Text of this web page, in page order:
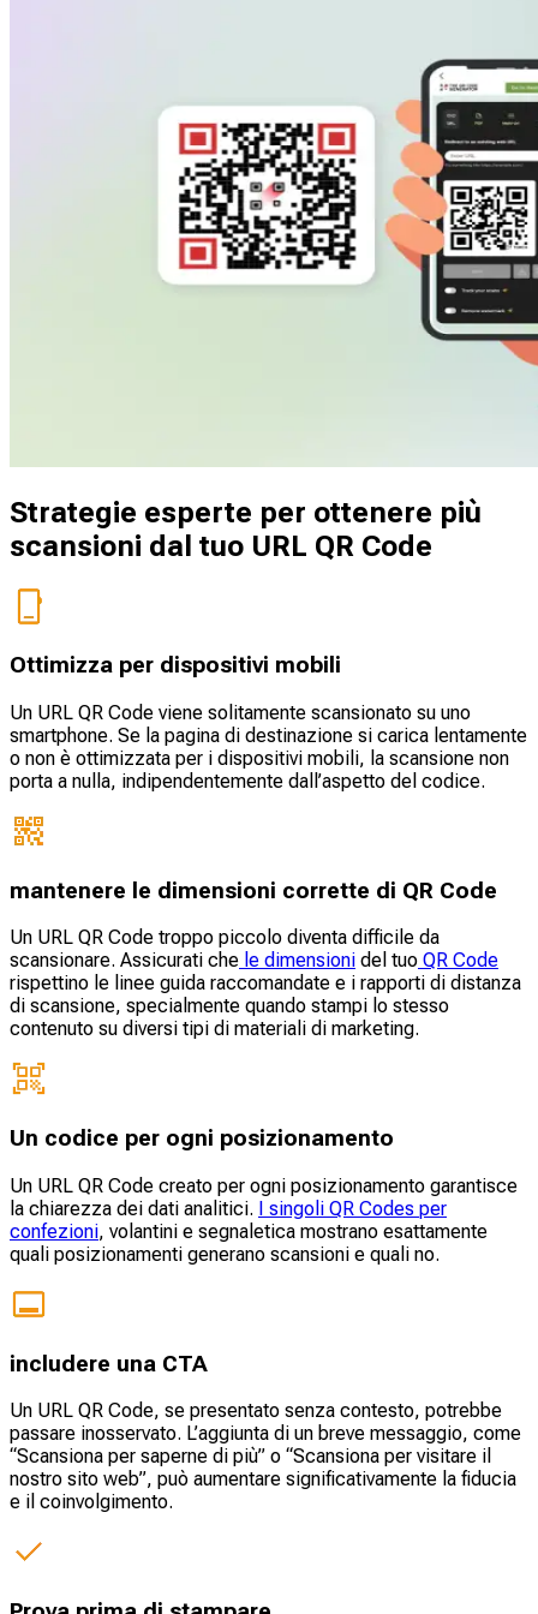
Strategie esperte per ottenere più
scansioni dal tuo URL QR Code
Ottimizza per dispositivi mobili
Un URL QR Code viene solitamente scansionato su uno
smartphone. Se la pagina di destinazione si carica lentamente
o non è ottimizzata per i dispositivi mobili, la scansione non
porta a nulla, indipendentemente dall’aspetto del codice.
mantenere le dimensioni corrette di QR Code
Un URL QR Code troppo piccolo diventa difficile da
scansionare. Assicurati che le dimensioni del tuo QR Code
rispettino le linee guida raccomandate e i rapporti di distanza
di scansione, specialmente quando stampi lo stesso
contenuto su diversi tipi di materiali di marketing.
Un codice per ogni posizionamento
Un URL QR Code creato per ogni posizionamento garantisce
la chiarezza dei dati analitici. I singoli QR Codes per
confezioni, volantini e segnaletica mostrano esattamente
quali posizionamenti generano scansioni e quali no.
includere una CTA
Un URL QR Code, se presentato senza contesto, potrebbe
passare inosservato. L’aggiunta di un breve messaggio, come
“Scansiona per saperne di più” o “Scansiona per visitare il
nostro sito web”, può aumentare significativamente la fiducia
e il coinvolgimento.